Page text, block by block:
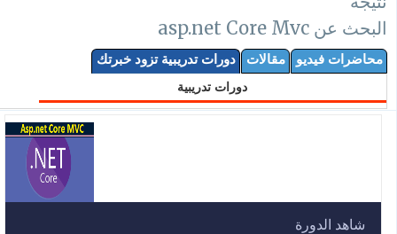
البحث عن asp.net Core Mvc
محاضرات فيديو مقالات دورات تدريبية تزود خبرتك
دورات تدريبية
شاهد الدورة